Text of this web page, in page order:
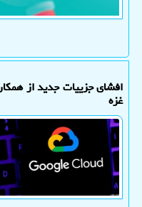
افشای جزییات جدید از
غزه